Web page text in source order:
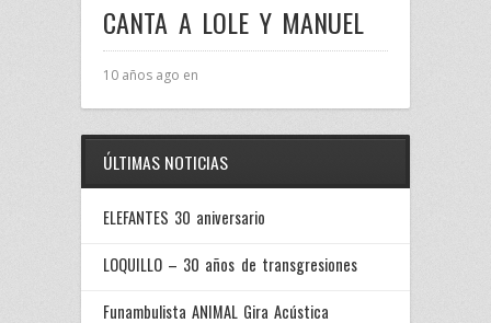
CANTA A LOLE Y MANUEL
10 años ago en
ÚLTIMAS NOTICIAS
ELEFANTES 30 aniversario
LOQUILLO – 30 años de transgresiones
Funambulista ANIMAL Gira Acústica